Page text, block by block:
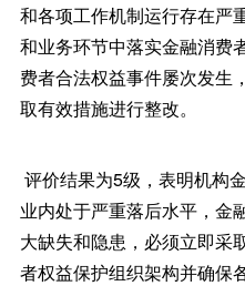
和各项工作机制运行存在严
和业务环节中落实金融消费
费者合法权益事件屡次发生
取有效措施进行整改。
评价结果为5级，表明机构
业内处于严重落后水平，金
大缺失和隐患，必须立即采
者权益保护组织架构并确保